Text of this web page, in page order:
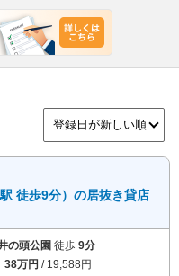
徒歩9分）の居抜き貸店
の頭公園 徒歩 9分
38万円 / 19,588円